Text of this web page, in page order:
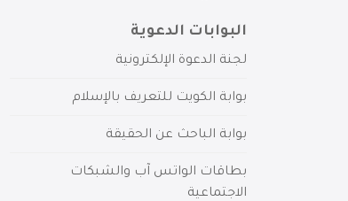
البوابات الدعوية
لجنة الدعوة الإلكترونية
بوابة الكويت للتعريف بالإسلام
بوابة الباحث عن الحقيقة
بطاقات الواتس آب والشبكات
الاجتماعية